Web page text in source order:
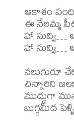
ఆకాశం
ఈ నేలమ్మ
హా సువ్వి…
హా సువ్వి…
నలుగురూ
చిన్నారిని
ముద్దుగా
బుగ్గమీద